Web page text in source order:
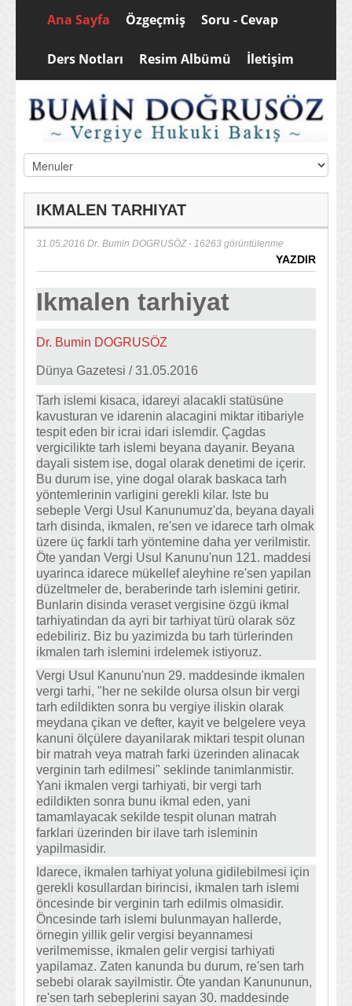
Ana Sayfa Özgeçmiş Soru - Cevap
Ders Notları Resim Albümü İletişim
IKMALEN TARHIYAT
31.05.2016 Dr. Bumin DOGRUSÖZ- 16263 görüntülenme
YAZDIR
Ikmalen tarhiyat
Dr. Bumin DOGRUSÖZ
Dünya Gazetesi / 31.05.2016
Tarh islemi kisaca, idareyi alacakli statüsüne
kavusturan ve idarenin alacagini miktar itibariyle
tespit eden bir icrai idari islemdir. Çagdas
vergicilikte tarh islemi beyana dayanir. Beyana
dayali sistem ise, dogal olarak denetimi de içerir.
Bu durum ise, yine dogal olarak baskaca tarh
yöntemlerinin varligini gerekli kilar. Iste bu
sebeple Vergi Usul Kanunumuz'da, beyana dayali
tarh disinda, ikmalen, re'sen ve idarece tarh olmak
üzere üç farkli tarh yöntemine daha yer verilmistir.
Öte yandan Vergi Usul Kanunu'nun 121. maddesi
uyarinca idarece mükellef aleyhine re'sen yapilan
düzeltmeler de, beraberinde tarh islemini getirir.
Bunlarin disinda veraset vergisine özgü ikmal
tarhiyatindan da ayri bir tarhiyat türü olarak söz
edebiliriz. Biz bu yazimizda bu tarh türlerinden
ikmalen tarh islemini irdelemek istiyoruz.
Vergi Usul Kanunu'nun 29. maddesinde ikmalen
vergi tarhi, "her ne sekilde olursa olsun bir vergi
tarh edildikten sonra bu vergiye iliskin olarak
meydana çikan ve defter, kayit ve belgelere veya
kanuni ölçülere dayanilarak miktari tespit olunan
bir matrah veya matrah farki üzerinden alinacak
verginin tarh edilmesi" seklinde tanimlanmistir.
Yani ikmalen vergi tarhiyati, bir vergi tarh
edildikten sonra bunu ikmal eden, yani
tamamlayacak sekilde tespit olunan matrah
farklari üzerinden bir ilave tarh isleminin
yapilmasidir.
Idarece, ikmalen tarhiyat yoluna gidilebilmesi için
gerekli kosullardan birincisi, ikmalen tarh islemi
öncesinde bir verginin tarh edilmis olmasidir.
Öncesinde tarh islemi bulunmayan hallerde,
örnegin yillik gelir vergisi beyannamesi
verilmemisse, ikmalen gelir vergisi tarhiyati
yapilamaz. Zaten kanunda bu durum, re'sen tarh
sebebi olarak sayilmistir. Öte yandan Kanununun,
re'sen tarh sebeplerini sayan 30. maddesinde